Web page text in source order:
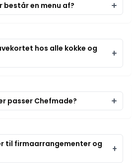
består en menu af?
hos alle kokke og
passer Chefmade?
til firmaarrangementer og